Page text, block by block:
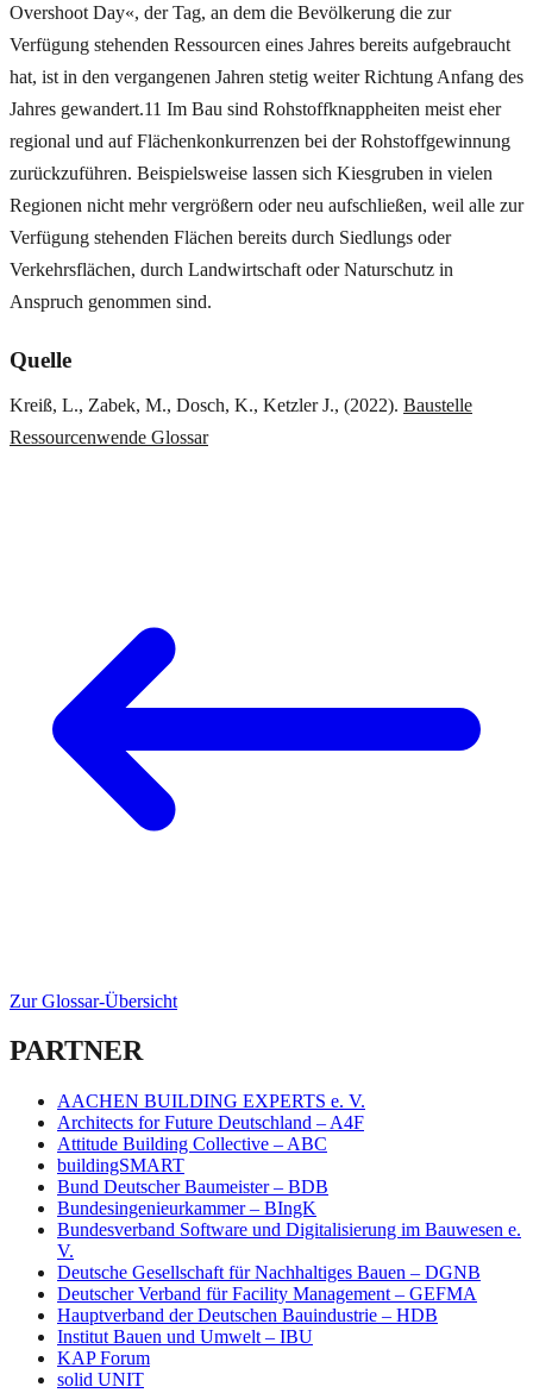
Overshoot Day«, der Tag, an dem die Bevölkerung die zur
Verfügung stehenden Ressourcen eines Jahres bereits aufgebraucht
hat, ist in den vergangenen Jahren stetig weiter Richtung Anfang des
Jahres gewandert.11 Im Bau sind Rohstoffknappheiten meist eher
regional und auf Flächenkonkurrenzen bei der Rohstoffgewinnung
zurückzuführen. Beispielsweise lassen sich Kiesgruben in vielen
Regionen nicht mehr vergrößern oder neu aufschließen, weil alle zur
Verfügung stehenden Flächen bereits durch Siedlungs oder
Verkehrsflächen, durch Landwirtschaft oder Naturschutz in
Anspruch genommen sind.
Quelle
Kreiß, L., Zabek, M., Dosch, K., Ketzler J., (2022). Baustelle
Ressourcenwende Glossar
Zur Glossar-Übersicht
PARTNER
AACHEN BUILDING EXPERTS e. V.
Architects for Future Deutschland – A4F
Attitude Building Collective – ABC
buildingSMART
Bund Deutscher Baumeister – BDB
Bundesingenieurkammer – BIngK
Bundesverband Software und Digitalisierung im Bauwesen e.
V.
Deutsche Gesellschaft für Nachhaltiges Bauen – DGNB
Deutscher Verband für Facility Management – GEFMA
Hauptverband der Deutschen Bauindustrie – HDB
Institut Bauen und Umwelt – IBU
KAP Forum
solid UNIT